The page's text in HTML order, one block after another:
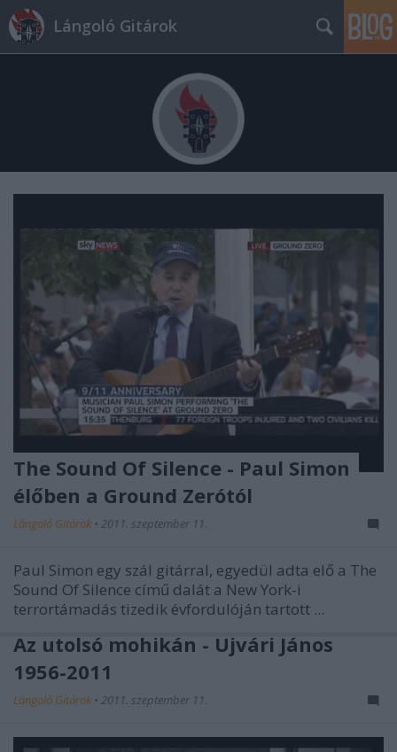
Lángoló Gitárok
The Sound Of Silence - Paul Simon
élőben a Ground Zerótól
Lángoló Gitárok • 2011. szeptember 11.
Paul Simon egy szál gitárral, egyedül adta elő a The
Sound Of Silence című dalát a New York-i
terrortámadás tizedik évfordulóján tartott ...
Az utolsó mohikán - Újvári János
1956-2011
Lángoló Gitárok • 2011. szeptember 11.